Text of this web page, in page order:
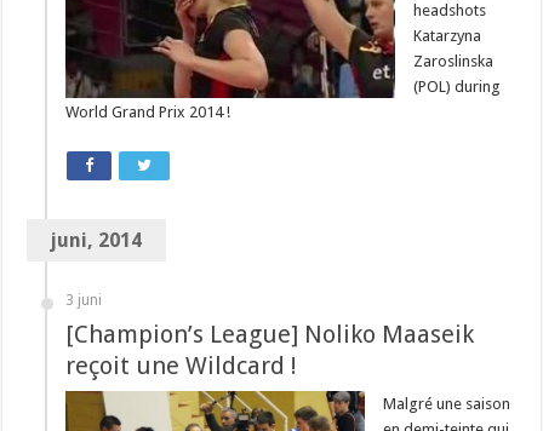
headshots
Katarzyna
Zaroslinska
(POL) during
World Grand Prix 2014 !
juni, 2014
3 juni
[Champion’s League] Noliko Maaseik
reçoit une Wildcard !
Malgré une saison